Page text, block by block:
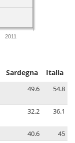
2011
Sardegna Italia
49.6 54.8
32.2 36.1
40.6
45